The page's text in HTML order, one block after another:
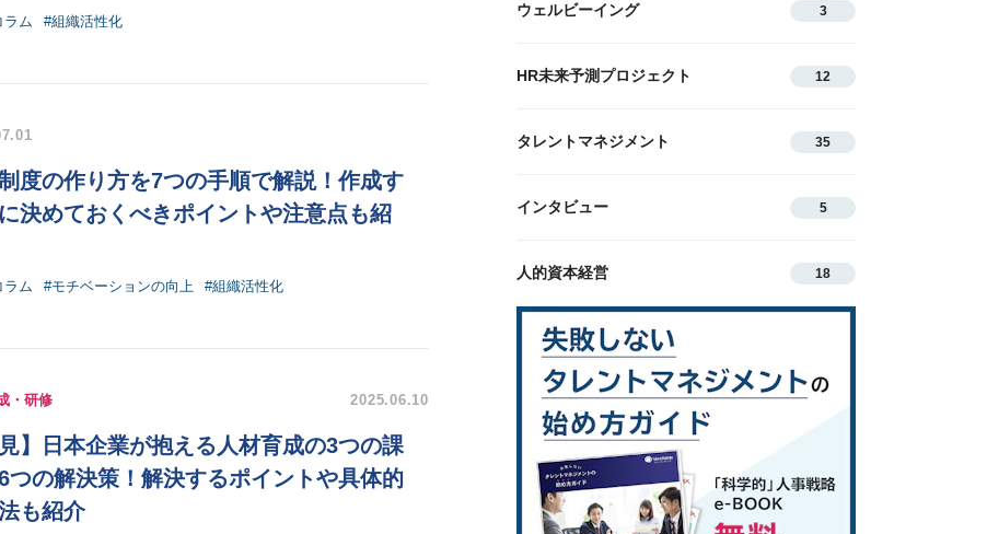
ラム #組織活性化
度の作り方を7つの手順で解説！作成す
決めておくべきポイントや注意点も紹
ラム #モチベーションの向上 #組織活性化
・研修 2025.06.10
見】日本企業が抱える人材育成の3つの課
つの解決策！解決するポイントや具体的
も紹介
ウェルビーイング 3
HR未来予測プロジェクト 12
タレントマネジメント 35
インタビュー 5
人的資本経営 18